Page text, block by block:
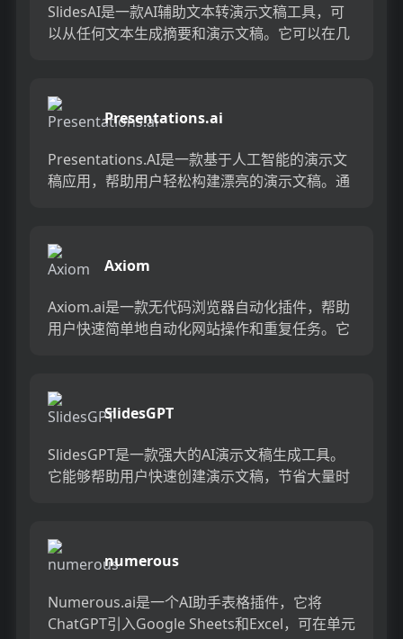
SlidesAI是一款AI辅助文本转演示文稿工具，可
以从任何文本生成摘要和演示文稿。它可以在几
Presentations.ai
Presentations.AI是一款基于人工智能的演示文
稿应用，帮助用户轻松构建漂亮的演示文稿。通
Axiom
Axiom.ai是一款无代码浏览器自动化插件，帮助
用户快速简单地自动化网站操作和重复任务。它
SlidesGPT
SlidesGPT是一款强大的AI演示文稿生成工具。
它能够帮助用户快速创建演示文稿，节省大量时
numerous
Numerous.ai是一个AI助手表格插件，它将
ChatGPT引入Google Sheets和Excel，可在单元